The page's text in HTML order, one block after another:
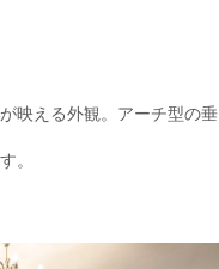
映える外観。アーチ型の垂
。